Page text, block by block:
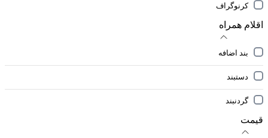
کرنوگراف
اقلام همراه
بند اضافه
دستبند
گردنبند
قیمت